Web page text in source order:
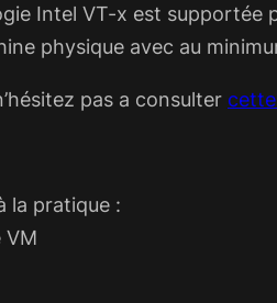
Intel VT-x est supportée
physique avec au
pas a consulter
la pratique :
VM